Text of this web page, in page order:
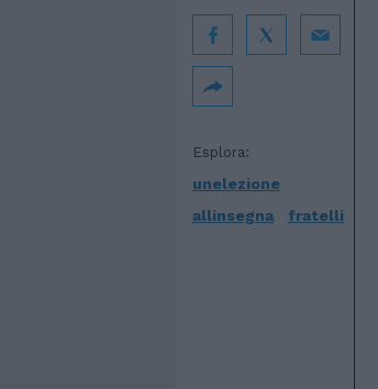
Esplora:
unelezione
allinsegna
fratelli